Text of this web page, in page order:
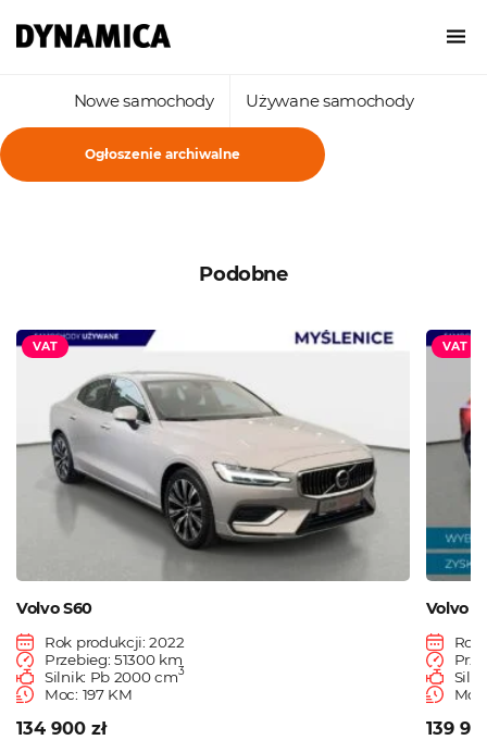
Nowe samochody Używane samochody
Ogłoszenie archiwalne
Podobne
VAT
Volvo S60
Rok produkcji: 2022
Przebieg: 51300 km
Silnik: Pb 2000 cm3
Moc: 197 KM
134 900 zł
VAT
Volvo
Rok
139